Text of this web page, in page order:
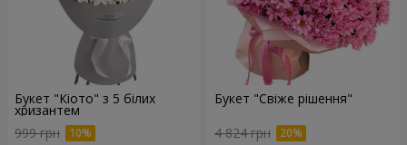
Букет "Кіото" з 5 білих
хризантем
999 грн
Букет "Свіже рішення"
4 824 грн